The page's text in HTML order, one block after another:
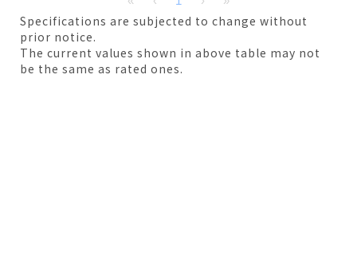
Specifications are subjected to change without
prior notice.
The current values shown in above table may not
be the same as rated ones.